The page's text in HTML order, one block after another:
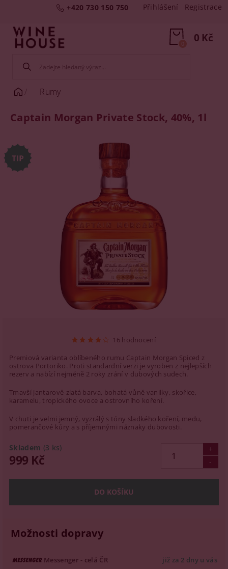
+420 730 150 750 Přihlášení Registrace
0 Kč
0
Rumy
Captain Morgan Private Stock, 40%, 1l
16 hodnocení
Premiová varianta oblíbeného rumu Captain Morgan Spiced z
ostrova Portoriko. Proti standardní verzi je vyroben z nejlepších
rezerv a nabízí nejméně 2 roky zrání v dubových sudech.
Tmavší jantarově-zlatá barva, bohatá vůně vanilky, skořice,
karamelu, tropického ovoce a ostrovního koření.
V chuti je velmi jemný, vyzrálý s tóny sladkého koření, medu,
pomerančové kůry a s příjemnými náznaky dubovosti.
Skladem (3 ks)
999 Kč
Možnosti dopravy
Messenger - celá ČR již za 2 dny u vás